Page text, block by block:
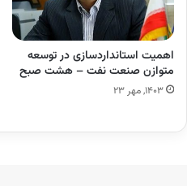
اهمیت استانداردسازی در توسعه
متوازن صنعت نفت – هشت صبح
۱۴۰۳, مهر ۲۳